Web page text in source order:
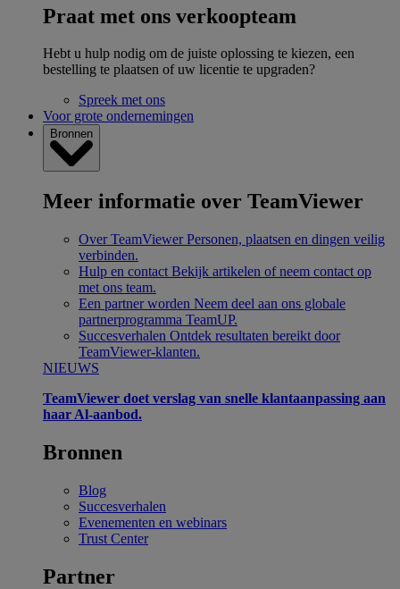
Praat met ons verkoopteam
Hebt u hulp nodig om de juiste oplossing te kiezen, een
bestelling te plaatsen of uw licentie te upgraden?
Spreek met ons
Voor grote ondernemingen
Bronnen
Meer informatie over TeamViewer
Over TeamViewer Personen, plaatsen en dingen veilig
verbinden.
Hulp en contact Bekijk artikelen of neem contact op
met ons team.
Een partner worden Neem deel aan ons globale
partnerprogramma TeamUP.
Succesverhalen Ontdek resultaten bereikt door
TeamViewer-klanten.
NIEUWS
TeamViewer doet verslag van snelle klantaanpassing aan
haar Al-aanbod.
Bronnen
Blog
Succesverhalen
Evenementen en webinars
Trust Center
Partner